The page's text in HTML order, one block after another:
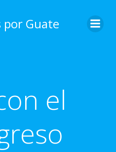
content
por Guate
el